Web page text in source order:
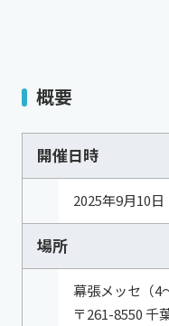
概要
開催日時
2025年9月10
場所
幕張メッセ（4
〒261-8550 千